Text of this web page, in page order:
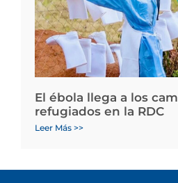
El ébola llega a los
refugiados en la RDC
Leer Más >>